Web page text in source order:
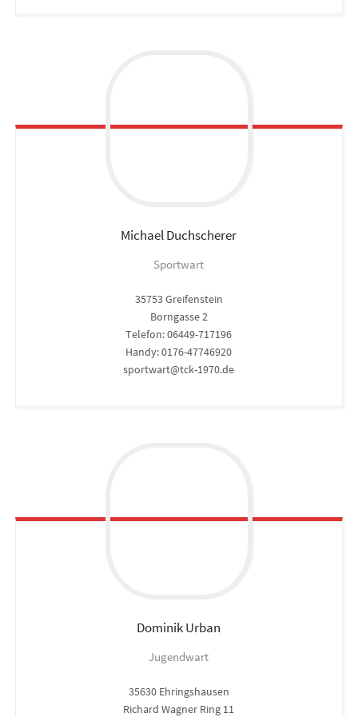
MichaelDuchscherer
Sportwart
35753 Greifenstein
Borngasse 2
Telefon: 06449-717196
Handy: 0176-47746920
sportwart@tck-1970.de
DominikUrban
Jugendwart
35630 Ehringshausen
Richard Wagner Ring 11